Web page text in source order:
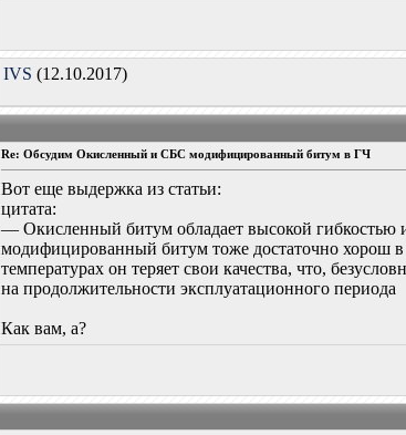
IVS (12.10.2017)
Re: Обсудим Окисленный и СБС модифицированный битум в ГЧ
Вот еще выдержка из статьи:
цитата:
— Окисленный битум обладает высокой гибкостью
модифицированный битум тоже достаточно хорош
температурах он теряет свои качества, что,
на продолжительности эксплуатационного периода
Как вам, а?